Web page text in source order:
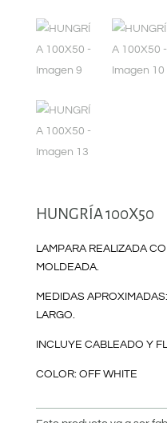
HUNGRÍA 100X50
LAMPARA REALIZADA
MOLDEADA.
MEDIDAS
LARGO.
INCLUYE CABLEADO Y
COLOR: OFF WHITE